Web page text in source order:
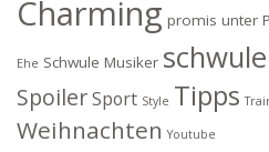
Charming promis unter
Ehe Schwule Musiker
SpoilerSport Style Tipps
Weihnachten Youtube